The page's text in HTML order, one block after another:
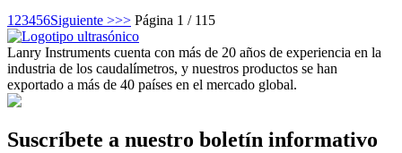
1 23456Siguiente >>> Página 1 / 115
Lanry Instruments cuenta con más de 20 años de experiencia en la
industria de los caudalímetros, y nuestros productos se han
exportado a más de 40 países en el mercado global.
Suscríbete a nuestro boletín informativo